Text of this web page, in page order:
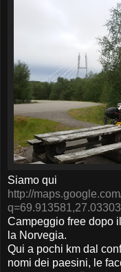
Siamo qui
http://
Campeggio free dopo
la Norvegia.
Qui a pochi km dal
nomi dei paesini, le